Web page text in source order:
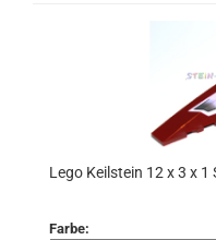
Lego Keilstein 12 x 3 x
Farbe: